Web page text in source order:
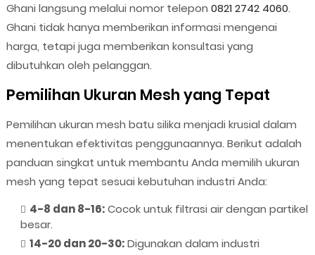
Ghani langsung melalui nomor telepon 0821 2742 4060.
Ghani tidak hanya memberikan informasi mengenai
harga, tetapi juga memberikan konsultasi yang
dibutuhkan oleh pelanggan.
Pemilihan Ukuran Mesh yang Tepat
Pemilihan ukuran mesh batu silika menjadi krusial dalam
menentukan efektivitas penggunaannya. Berikut adalah
panduan singkat untuk membantu Anda memilih ukuran
mesh yang tepat sesuai kebutuhan industri Anda:
4-8 dan 8-16:Cocok untuk filtrasi air dengan partikel
besar.
14-20 dan 20-30:Digunakan dalam industri